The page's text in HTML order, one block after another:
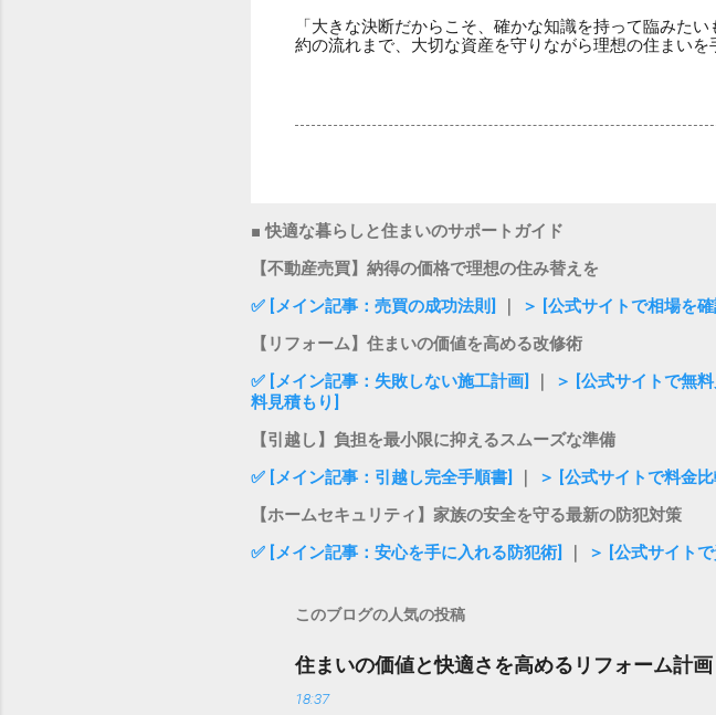
「大きな決断だからこそ、確かな知識を持って臨みた
約の流れまで、大切な資産を守りながら理想の住まい
■ 快適な暮らしと住まいのサポートガイド
【不動産売買】納得の価格で理想の住み替えを
✅ [メイン記事：売買の成功法則]
＞ [公式サイトで相場を確
【リフォーム】住まいの価値を高める改修術
✅ [メイン記事：失敗しない施工計画]
＞ [公式サイトで無
料見積もり]
【引越し】負担を最小限に抑えるスムーズな準備
✅ [メイン記事：引越し完全手順書]
＞ [公式サイトで料金比
【ホームセキュリティ】家族の安全を守る最新の防犯対策
✅ [メイン記事：安心を手に入れる防犯術]
＞ [公式サイト
このブログの人気の投稿
住まいの価値と快適さを高めるリフォーム計
18:37